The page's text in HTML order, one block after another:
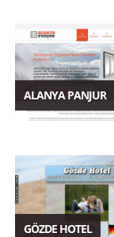
ALANYA PANJUR
GÖZDE HOTEL